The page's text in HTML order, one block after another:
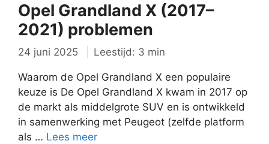
Opel Grandland X (2017–
2021) problemen
24 juni 2025 Leestijd: 3 min
Waarom de Opel Grandland X een populaire
keuze is De Opel Grandland X kwam in 2017 op
de markt als middelgrote SUV en is ontwikkeld
in samenwerking met Peugeot (zelfde platform
als … Lees meer